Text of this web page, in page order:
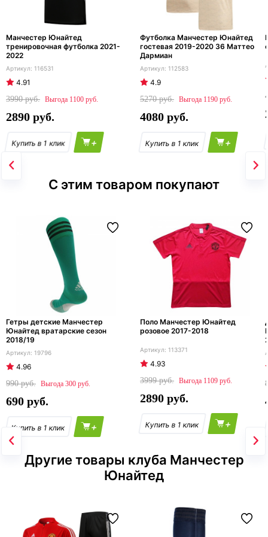
Манчестер Юнайтед
тренировочная футболка 2021-
2022
116531
4.91
3990
1100
2890
+
Футболка Манчестер Юнайтед
гостевая 2019-2020 36 Маттео
Дармиан
112583
4.9
5270
1190
4080
+
С этим товаром покупают
Гетры детские Манчестер
Юнайтед вратарские сезон
2018/19
19796
4.96
990
300
690
+
Поло Манчестер Юнайтед
розовое 2017-2018
113371
4.93
3999
1109
2890
+
Другие товары клуба Манчестер
Юнайтед